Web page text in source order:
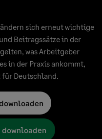
sich erneut wichtige
Beitragssätze in der
was Arbeitgeber
in der Praxis ankommt,
Deutschland.
downloaden